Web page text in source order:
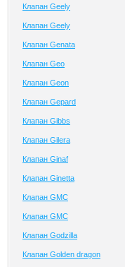
Клапан Geely
Клапан Geely
Клапан Genata
Клапан Geo
Клапан Geon
Клапан Gepard
Клапан Gibbs
Клапан Gilera
Клапан Ginaf
Клапан Ginetta
Клапан GMC
Клапан GMC
Клапан Godzilla
Клапан Golden dragon